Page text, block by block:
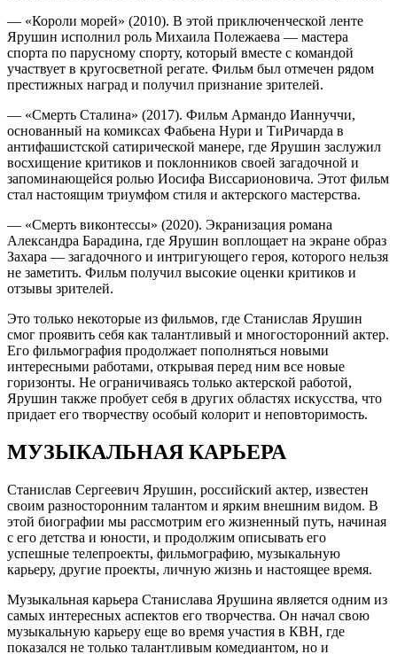
— «Короли морей» (2010). В этой приключенческой ленте
Ярушин исполнил роль Михаила Полежаева — мастера
спорта по парусному спорту, который вместе с командой
участвует в кругосветной регате. Фильм был отмечен рядом
престижных наград и получил признание зрителей.
— «Смерть Сталина» (2017). Фильм Армандо Ианнуччи,
основанный на комиксах Фабьена Нури и ТиРичарда в
антифашистской сатирической манере, где Ярушин заслужил
восхищение критиков и поклонников своей загадочной и
запоминающейся ролью Иосифа Виссарионовича. Этот фильм
стал настоящим триумфом стиля и актерского мастерства.
— «Смерть виконтессы» (2020). Экранизация романа
Александра Барадина, где Ярушин воплощает на экране образ
Захара — загадочного и интригующего героя, которого нельзя
не заметить. Фильм получил высокие оценки критиков и
отзывы зрителей.
Это только некоторые из фильмов, где Станислав Ярушин
смог проявить себя как талантливый и многосторонний актер.
Его фильмография продолжает пополняться новыми
интересными работами, открывая перед ним все новые
горизонты. Не ограничиваясь только актерской работой,
Ярушин также пробует себя в других областях искусства, что
придает его творчеству особый колорит и неповторимость.
МУЗЫКАЛЬНАЯ КАРЬЕРА
Станислав Сергеевич Ярушин, российский актер, известен
своим разносторонним талантом и ярким внешним видом. В
этой биографии мы рассмотрим его жизненный путь, начиная
с его детства и юности, и продолжим описывать его
успешные телепроекты, фильмографию, музыкальную
карьеру, другие проекты, личную жизнь и настоящее время.
Музыкальная карьера Станислава Ярушина является одним из
самых интересных аспектов его творчества. Он начал свою
музыкальную карьеру еще во время участия в КВН, где
показался не только талантливым комедиантом, но и